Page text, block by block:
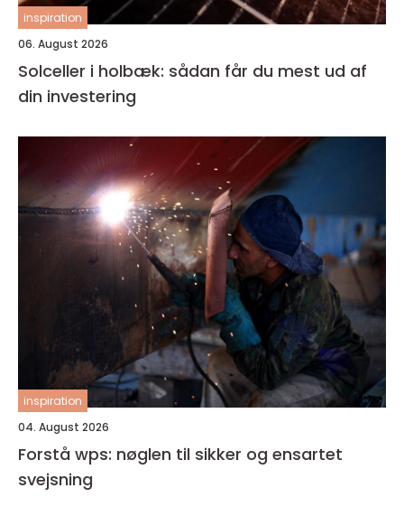
inspiration
06. August 2026
Solceller i holbæk: sådan får du mest ud af
din investering
inspiration
04. August 2026
Forstå wps: nøglen til sikker og ensartet
svejsning